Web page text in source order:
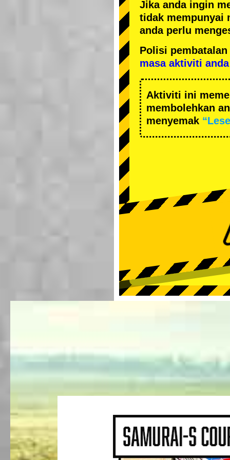
Jika anda ingin
tidak mempunyai
anda perlu
Polisi pembatalan
masa aktiviti anda
Aktiviti ini
membolehkan
menyemak